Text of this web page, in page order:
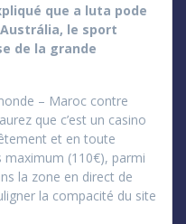
que a luta pode
le sport
de la grande
– Maroc contre
que c’est un casino
et en toute
(110€), parmi
la zone en direct de
la compacité du site